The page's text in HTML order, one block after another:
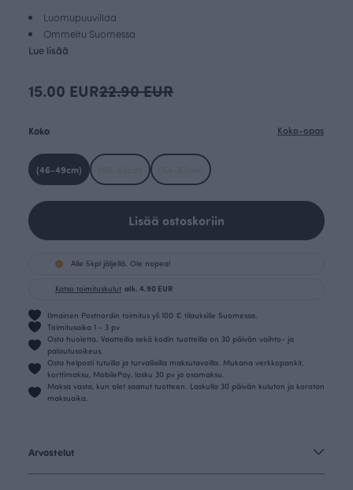
Luomupuuvillaa
Ommeltu Suomessa
Lue lisää
15.00 EUR22.90 EUR
Koko Koko-opas
(46-49cm)
Lisää ostoskoriin
Alle 5kpl jäljellä. Ole nopea!
Katso toimituskulut alk. 4.90 EUR
Ilmainen Postnordin toimitus yli 100 € tilauksille Suomessa.
Toimitusaika 1 - 3 pv
Osta huoletta. Vaatteilla sekä kodin tuotteilla on 30 päivän vaihto- ja
palautusoikeus.
Osta helposti tutuilla ja turvallisilla maksutavoilla. Mukana verkkopankit,
korttimaksu, MobilePay, lasku 30 pv ja osamaksu.
Maksa vasta, kun olet saanut tuotteen. Laskulla 30 päivän kuluton ja koroton
maksuaika.
Arvostelut